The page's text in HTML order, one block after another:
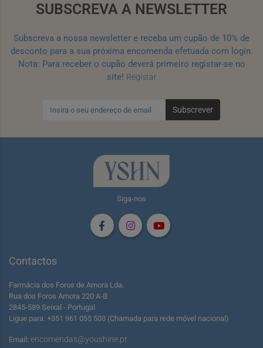
SUBSCREVA A NEWSLETTER
Subscreva a nossa newsletter e receba um cupão de 10% de
desconto para a sua próxima encomenda efetuada com login.
Nota: Para receber o cupão deverá primeiro registar-se no
site! Registar
Subscrever
Siga-nos
Contactos
Farmácia dos Foros de Amora Lda.
Rua dos Foros Amora 220 A-B
2845-589 Seixal - Portugal
Ligue para: +351 961 055 503 (Chamada para rede móvel nacional)
Email: encomendas@youshine.pt